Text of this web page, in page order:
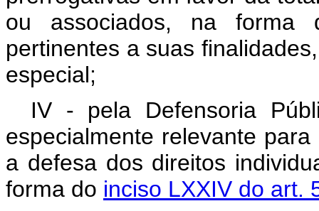
ou associados, na
pertinentes a suas
especial;
IV - pela Defensoria
especialmente relevante
a defesa dos direitos
forma do inciso LXXIV do art.